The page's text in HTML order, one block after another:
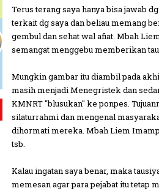
Terus terang saya hanya bisa jawab
terkait dg saya dan beliau memang
gembul dan sehat wal afiat. Mbah
semangat menggebu memberikan
Mungkin gambar itu diambil pada
masih menjadi Menegristek dan
KMNRT "blusukan" ke ponpes.
silaturrahmi dan mengenal
dihormati mereka. Mbah Liem
tsb.
Kalau ingatan saya benar, maka
memesan agar para pejabat itu tetap